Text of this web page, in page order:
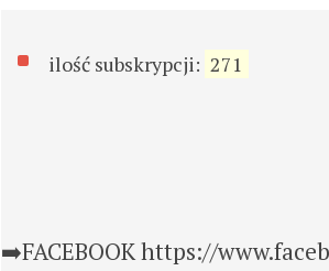
ilość subskrypcji: 271
➡️FACEBOOK https://